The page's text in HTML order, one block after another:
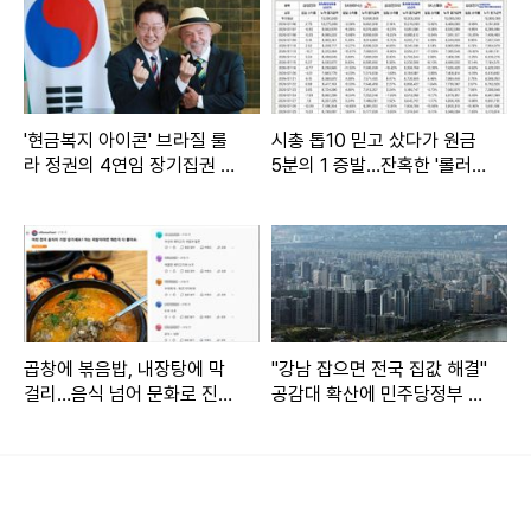
참여시키고 있다. 최 교수는 대한민국 모바일앱어워드 심사위원
장, NHN재팬·e-삼성재팬 사업고문, 카카오 사외이사 등을 역임한
국내 대표 ICT 전문가다. 사외이사 영입 이후 그룹 디지털·IT 워크
숍에 직접 참여하며 IT 전략 방향을 제시하고 있다. 최 교수는 한
양대 전자공학과를 졸업하고 같은 대학교 대학원에서 석·박사 학
'현금복지 아이콘' 브라질 룰
라 정권의 4연임 장기집권 설
시총 톱10 믿고 샀다가 원금
5분의 1 증발…잔혹한 '롤러코
곱창에 볶음밥, 내장탕에 막
걸리…음식 넘어 문화로 진화
"강남 잡으면 전국 집값 해결"
공감대 확산에 민주당정부 역